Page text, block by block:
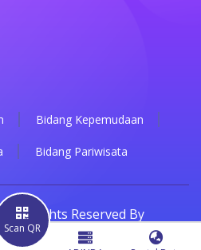
Bidang Kepemudaan
Bidang Pariwisata
All Rights Reserved By
Surabaya
Scan QR